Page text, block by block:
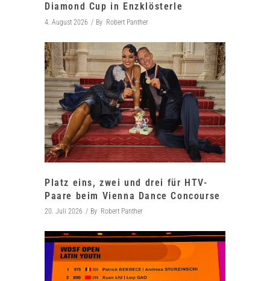
Diamond Cup in Enzklösterle
4. August 2026 By Robert Panther
Platz eins, zwei und drei für HTV-
Paare beim Vienna Dance Concourse
20. Juli 2026 By Robert Panther